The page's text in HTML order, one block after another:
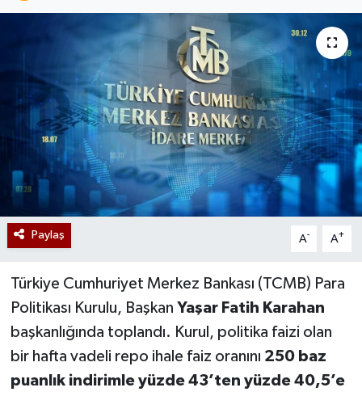
Paylaş A- A+
Türkiye Cumhuriyet Merkez Bankası (TCMB) Para
Politikası Kurulu, Başkan Yaşar Fatih Karahan
başkanlığında toplandı. Kurul, politika faizi olan
bir hafta vadeli repo ihale faiz oranını 250 baz
puanlık indirimle yüzde 43’ten yüzde 40,5’e